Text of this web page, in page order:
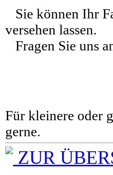
Sie können Ihr
versehen
Fragen Sie uns
Für kleinere oder
gerne.
ZUR